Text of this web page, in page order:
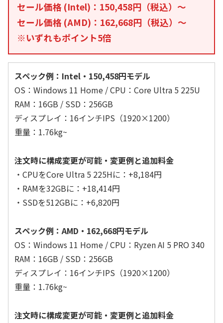
セール価格 (Intel)：150,458円（税込）～
セール価格 (AMD)：162,668円（税込）～
※いずれもポイント5倍
スペック例：Intel・150,458円モデル
OS：Windows 11 Home / CPU：Core Ultra 5 225U
RAM：16GB / SSD：256GB
ディスプレイ：16インチIPS（1920×1200）
重量：1.76kg~
注文時に構成変更が可能・変更例と追加料金
・CPUをCore Ultra 5 225Hに：+8,184円
・RAMを32GBに：+18,414円
・SSDを512GBに：+6,820円
スペック例：AMD・162,668円モデル
OS：Windows 11 Home / CPU：Ryzen AI 5 PRO 340
RAM：16GB / SSD：256GB
ディスプレイ：16インチIPS（1920×1200）
重量：1.76kg~
注文時に構成変更が可能・変更例と追加料金